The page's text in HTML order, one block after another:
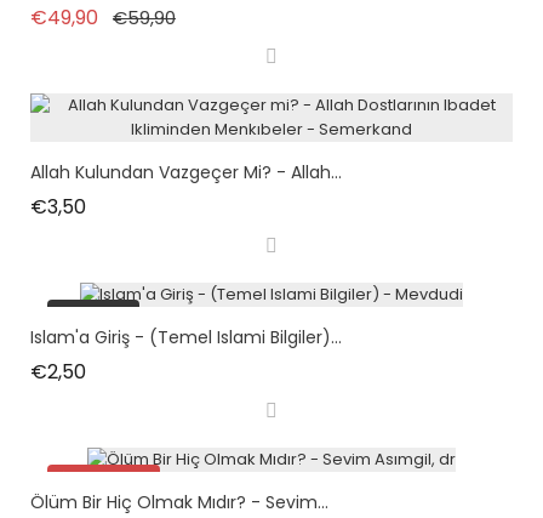
€49,90 Normal fiyat
€59,90Fiyat
Allah Kulundan Vazgeçer Mi? - Allah...
€3,50Fiyat
tükendi
Islam'a Giriş - (Temel Islami Bilgiler)...
€2,50Fiyat
İndirimde!
Ölüm Bir Hiç Olmak Mıdır? - Sevim...